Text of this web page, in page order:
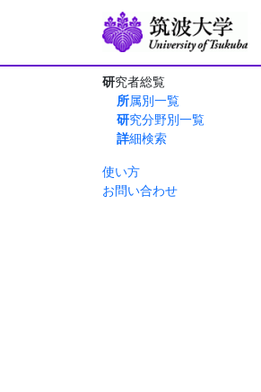
研究者総覧
所属別一覧
研究分野別一覧
詳細検索
使い方
お問い合わせ